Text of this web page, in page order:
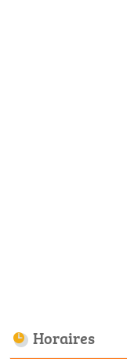
Horaires